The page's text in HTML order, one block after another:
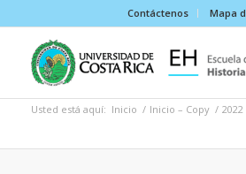
Contáctenos Mapa
Usted está aquí: Inicio / Inicio – Copy / 2022